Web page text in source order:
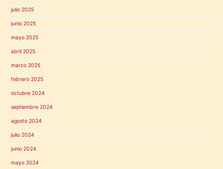
julio 2025
junio 2025
mayo 2025
abril 2025
marzo 2025
febrero 2025
octubre 2024
septiembre 2024
agosto 2024
julio 2024
junio 2024
mayo 2024